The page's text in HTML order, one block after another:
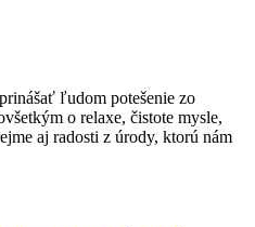
ľudom potešenie zo
o relaxe, čistote mysle,
aj radosti z úrody, ktorú nám